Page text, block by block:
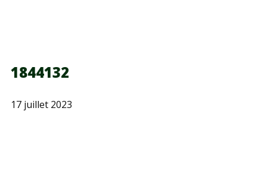
1844132
17 juillet 2023